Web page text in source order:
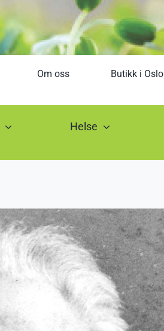
Om oss Butikk i Oslo
Helse